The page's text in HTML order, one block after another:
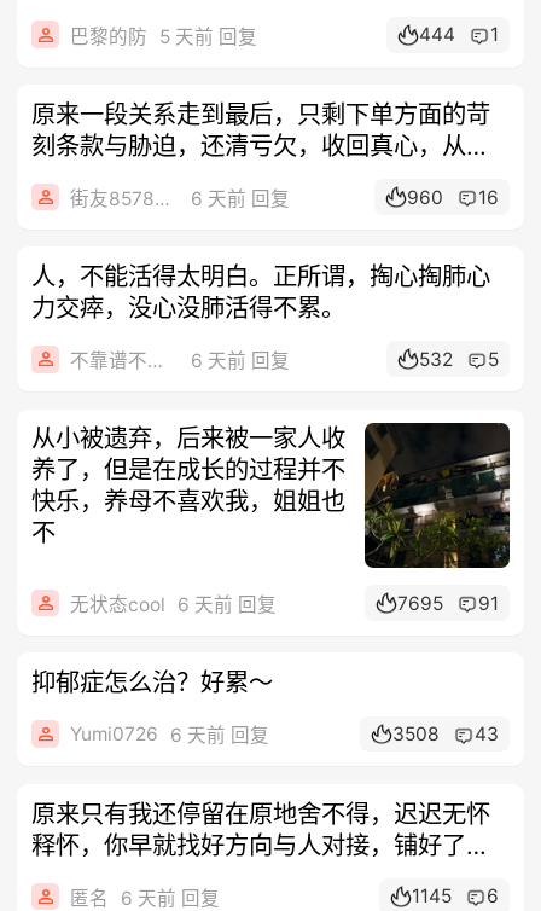
巴黎的防 5 天前 回复 444 1
原来一段关系走到最后，只剩下单方面的苛
刻条款与胁迫，还清亏欠，收回真心，从此
山水
街友85788185 6 天前 回复 960 16
人，不能活得太明白。正所谓，掏心掏肺心
力交瘁，没心没肺活得不累。
不靠谱不要联系 6 天前 回复 532 5
从小被遗弃，后来被一家人收
养了，但是在成长的过程并不
快乐，养母不喜欢我，姐姐也
不
无状态cool 6 天前 回复 7695 91
抑郁症怎么治？好累～
Yumi0726 6 天前 回复 3508 43
原来只有我还停留在原地舍不得，迟迟无怀
释怀，你早就找好方向与人对接，铺好了所
有后
匿名 6 天前 回复 1145 6